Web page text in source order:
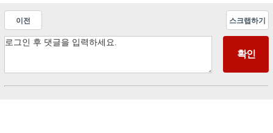
이전 스크랩하기